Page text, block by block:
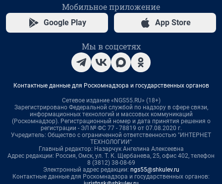
Мобильное приложение
Google Play App Store
Мы в соцсетях
Контактные данные для Роскомнадзора и государственных органов
Сетевое издание «NGS55.RU» (18+)
Зарегистрировано Федеральной службой по надзору в сфере связи,
информационных технологий и массовых коммуникаций
(Роскомнадзор). Регистрационный номер и дата принятия решения о
регистрации - ЭЛ № ФС 77 - 78819 от 07.08.2020 г.
Учредитель: Общество с ограниченной ответственностью "ИНТЕРНЕТ
ТЕХНОЛОГИИ"
Главный редактор: Назарчук Ангелина Алексеевна
Адрес редакции: Россия, Омск, ул. Т. К. Щербанева, 25, офис 402, телефон
8 (3812) 38-08-69
Электронный адрес редакции: ngs55@shkulev.ru
Контактные данные для Роскомнадзора и государственных органов: